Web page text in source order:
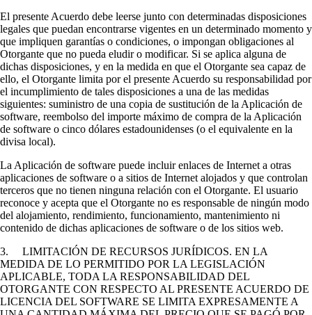
El presente Acuerdo debe leerse junto con determinadas disposiciones
legales que puedan encontrarse vigentes en un determinado momento y
que impliquen garantías o condiciones, o impongan obligaciones al
Otorgante que no pueda eludir o modificar. Si se aplica alguna de
dichas disposiciones, y en la medida en que el Otorgante sea capaz de
ello, el Otorgante limita por el presente Acuerdo su responsabilidad por
el incumplimiento de tales disposiciones a una de las medidas
siguientes: suministro de una copia de sustitución de la Aplicación de
software, reembolso del importe máximo de compra de la Aplicación
de software o cinco dólares estadounidenses (o el equivalente en la
divisa local).
La Aplicación de software puede incluir enlaces de Internet a otras
aplicaciones de software o a sitios de Internet alojados y que controlan
terceros que no tienen ninguna relación con el Otorgante. El usuario
reconoce y acepta que el Otorgante no es responsable de ningún modo
del alojamiento, rendimiento, funcionamiento, mantenimiento ni
contenido de dichas aplicaciones de software o de los sitios web.
3. LIMITACIÓN DE RECURSOS JURÍDICOS. EN LA
MEDIDA DE LO PERMITIDO POR LA LEGISLACIÓN
APLICABLE, TODA LA RESPONSABILIDAD DEL
OTORGANTE CON RESPECTO AL PRESENTE ACUERDO DE
LICENCIA DEL SOFTWARE SE LIMITA EXPRESAMENTE A